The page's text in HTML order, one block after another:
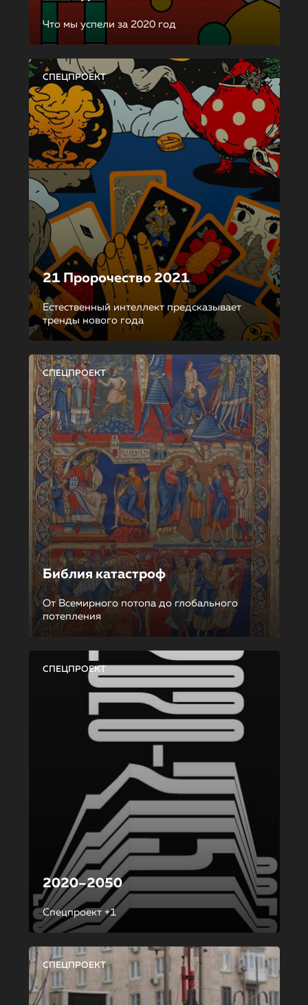
Что мы успели за 2020 год
СПЕЦПРОЕКТ
21 Пророчество 2021
Естественный интеллект предсказывает
тренды нового года
СПЕЦПРОЕКТ
Библия катастроф
От Всемирного потопа до глобального
потепления
СПЕЦПРОЕКТ
2020–2050
Спецпроект +1
СПЕЦПРОЕКТ